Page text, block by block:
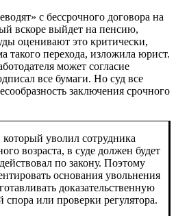
с бессрочного договора на
вскоре выйдет на пенсию,
оценивают это критически,
такого перехода, изложила юрист.
может согласие
все бумаги. Но суд все
заключения срочного
который уволил сотрудника
возраста, в суде должен будет
по закону. Поэтому
основания увольнения
доказательственную
спора или проверки регулятора.